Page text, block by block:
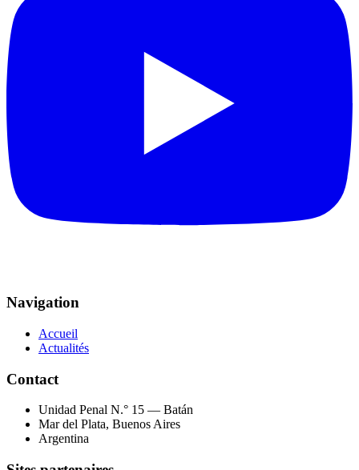
Navigation
Accueil
Actualités
Contact
Unidad Penal N.° 15 — Batán
Mar del Plata, Buenos Aires
Argentina